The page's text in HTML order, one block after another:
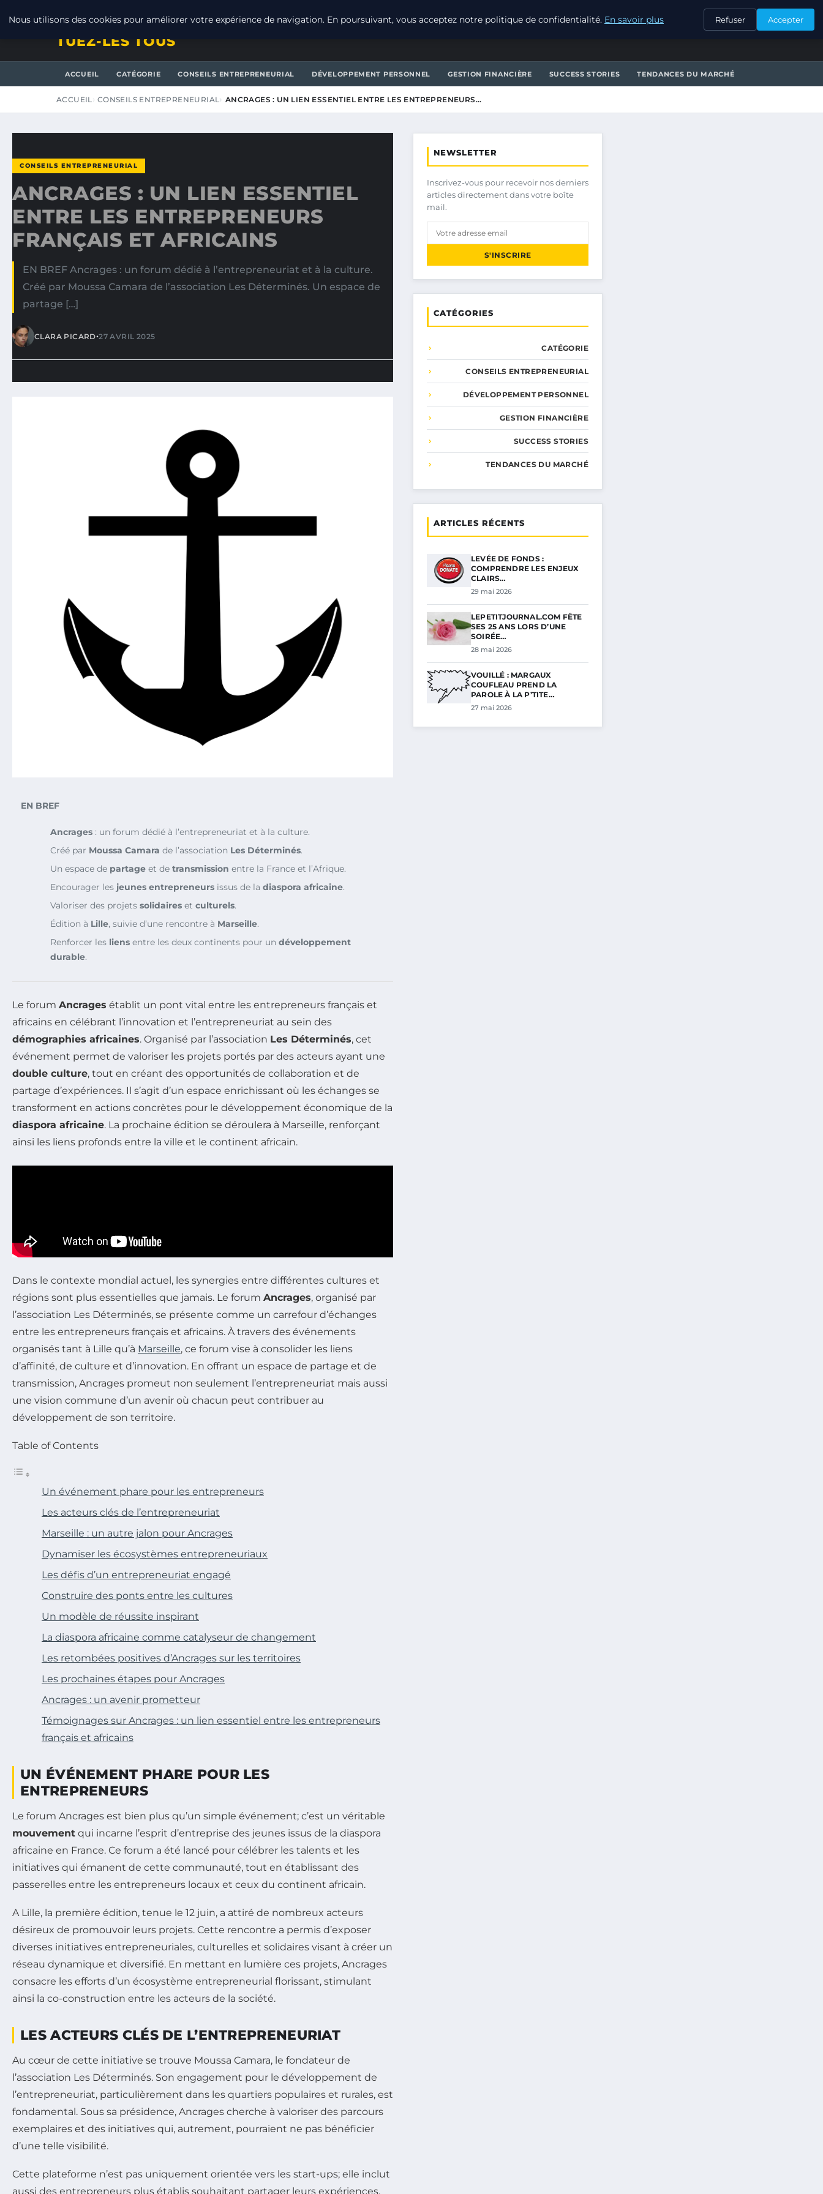
CONTACT
TUEZ-LES TOUS
ACCUEIL CATÉGORIE CONSEILS ENTREPRENEURIAL DÉVELOPPEMENT PERSONNEL GESTION FINANCIÈRE SUCCESS STORIES TENDANCES DU MARCHÉ
ACCUEIL CONSEILS ENTREPRENEURIAL ANCRAGES : UN LIEN ESSENTIEL ENTRE LES ENTREPRENEURS…
CONSEILS ENTREPRENEURIAL
ANCRAGES : UN LIEN ESSENTIEL
ENTRE LES ENTREPRENEURS
FRANÇAIS ET AFRICAINS
EN BREF Ancrages : un forum dédié à l’entrepreneuriat et à la culture.
Créé par Moussa Camara de l’association Les Déterminés. Un espace de
partage […]
CLARA PICARD•27 AVRIL 2025
EN BREF
Ancrages : un forum dédié à l’entrepreneuriat et à la culture.
Créé par Moussa Camara de l’association Les Déterminés.
Un espace de partage et de transmission entre la France et l’Afrique.
Encourager les jeunes entrepreneurs issus de la diaspora africaine.
Valoriser des projets solidaires et culturels.
Édition à Lille, suivie d’une rencontre à Marseille.
Renforcer les liens entre les deux continents pour un développement
durable.
Le forum Ancrages établit un pont vital entre les entrepreneurs français et
africains en célébrant l’innovation et l’entrepreneuriat au sein des
démographies africaines. Organisé par l’association Les Déterminés, cet
événement permet de valoriser les projets portés par des acteurs ayant une
double culture, tout en créant des opportunités de collaboration et de
partage d’expériences. Il s’agit d’un espace enrichissant où les échanges se
transforment en actions concrètes pour le développement économique de la
diaspora africaine. La prochaine édition se déroulera à Marseille, renforçant
ainsi les liens profonds entre la ville et le continent africain.
Dans le contexte mondial actuel, les synergies entre différentes cultures et
régions sont plus essentielles que jamais. Le forum Ancrages, organisé par
l’association Les Déterminés, se présente comme un carrefour d’échanges
entre les entrepreneurs français et africains. À travers des événements
organisés tant à Lille qu’à Marseille, ce forum vise à consolider les liens
d’affinité, de culture et d’innovation. En offrant un espace de partage et de
transmission, Ancrages promeut non seulement l’entrepreneuriat mais aussi
une vision commune d’un avenir où chacun peut contribuer au
développement de son territoire.
Table of Contents
Un événement phare pour les entrepreneurs
Les acteurs clés de l’entrepreneuriat
Marseille : un autre jalon pour Ancrages
Dynamiser les écosystèmes entrepreneuriaux
Les défis d’un entrepreneuriat engagé
Construire des ponts entre les cultures
Un modèle de réussite inspirant
La diaspora africaine comme catalyseur de changement
Les retombées positives d’Ancrages sur les territoires
Les prochaines étapes pour Ancrages
Ancrages : un avenir prometteur
Témoignages sur Ancrages : un lien essentiel entre les entrepreneurs
français et africains
UN ÉVÉNEMENT PHARE POUR LES
ENTREPRENEURS
Le forum Ancrages est bien plus qu’un simple événement; c’est un véritable
mouvement qui incarne l’esprit d’entreprise des jeunes issus de la diaspora
africaine en France. Ce forum a été lancé pour célébrer les talents et les
initiatives qui émanent de cette communauté, tout en établissant des
passerelles entre les entrepreneurs locaux et ceux du continent africain.
A Lille, la première édition, tenue le 12 juin, a attiré de nombreux acteurs
désireux de promouvoir leurs projets. Cette rencontre a permis d’exposer
diverses initiatives entrepreneuriales, culturelles et solidaires visant à créer un
réseau dynamique et diversifié. En mettant en lumière ces projets, Ancrages
consacre les efforts d’un écosystème entrepreneurial florissant, stimulant
ainsi la co-construction entre les acteurs de la société.
LES ACTEURS CLÉS DE L’ENTREPRENEURIAT
Au cœur de cette initiative se trouve Moussa Camara, le fondateur de
l’association Les Déterminés. Son engagement pour le développement de
l’entrepreneuriat, particulièrement dans les quartiers populaires et rurales, est
fondamental. Sous sa présidence, Ancrages cherche à valoriser des parcours
exemplaires et des initiatives qui, autrement, pourraient ne pas bénéficier
d’une telle visibilité.
Cette plateforme n’est pas uniquement orientée vers les start-ups; elle inclut
aussi des entrepreneurs plus établis souhaitant partager leurs expériences.
NEWSLETTER
Inscrivez-vous pour recevoir nos derniers
articles directement dans votre boîte
mail.
S'INSCRIRE
CATÉGORIES
CATÉGORIE
CONSEILS ENTREPRENEURIAL
DÉVELOPPEMENT PERSONNEL
GESTION FINANCIÈRE
SUCCESS STORIES
TENDANCES DU MARCHÉ
ARTICLES RÉCENTS
LEVÉE DE FONDS :
COMPRENDRE LES ENJEUX
CLAIRS…
29 mai 2026
LEPETITJOURNAL.COM FÊTE
SES 25 ANS LORS D’UNE
SOIRÉE…
28 mai 2026
VOUILLÉ : MARGAUX
COUFLEAU PREND LA
PAROLE À LA P’TITE…
27 mai 2026
Nous utilisons des cookies pour améliorer votre expérience de navigation. En poursuivant, vous acceptez notre politique de confidentialité. En savoir plus Refuser Accepter